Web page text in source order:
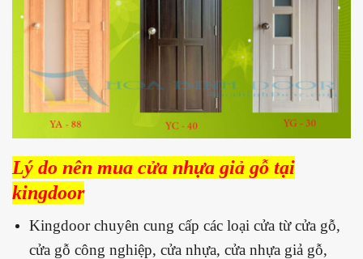
Lý do nên mua cửa nhựa giả gỗ tại
kingdoor
Kingdoor chuyên cung cấp các loại cửa từ cửa gỗ,
cửa gỗ công nghiệp, cửa nhựa, cửa nhựa giả gỗ,